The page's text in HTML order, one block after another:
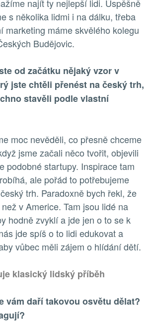
najít ty nejlepší lidi. Úspěšně
s několika lidmi i na dálku, třeba
marketing máme skvělého kolegu
Budějovic.
od začátku nějaký vzor v
jste chtěli přenést na český trh,
stavěli podle vlastní
moc nevěděli, co přesně chceme
jsme začali něco tvořit, objevili
podobné startupy. Inspirace tam
ale pořád to potřebujeme
trh. Paradoxně bych řekl, že
v Americe. Tam jsou lidé na
hodně zvyklí a jde jen o to se k
jde spíš o to lidi edukovat a
vůbec měli zájem o hlídání dětí.
klasický lidský příběh
vám daří takovou osvětu dělat?